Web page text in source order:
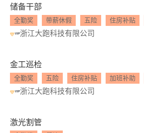
储备干部
全勤奖 带薪休假 五险 住房补贴
浙江大跑科技有限公司
金工巡检
全勤奖 五险 住房补贴 加班补助
浙江大跑科技有限公司
激光割管